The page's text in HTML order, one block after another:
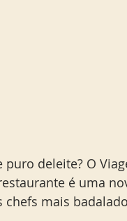
deleite? O
é uma
mais